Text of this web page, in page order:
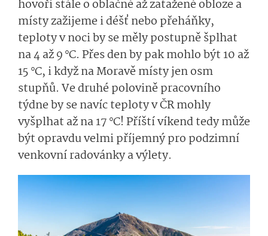
hovoří stále o oblačné až zatažené obloze a
místyzažijeme idéšť nebo přeháňky,
teploty v noci by se měly postupně šplhat
na 4 až 9 °C. Přes den by pak mohlo být 10 až
15 °C, i když na Moravě místy jen osm
stupňů. Ve druhé polovině pracovního
týdne by se navíc teploty v ČR mohly
vyšplhat až na 17 °C! Příští víkend tedy může
být opravdu velmi příjemný pro podzimní
venkovní radovánky a výlety.